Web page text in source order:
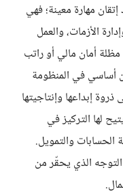
مهارة معينة؛ فهي
الأزمات، والعمل
أمان مالي أو راتب
أساسي في المنظومة
إبداعها وإنتاجيتها
لها التركيز في
والتمويل.
الذي يحقّر من